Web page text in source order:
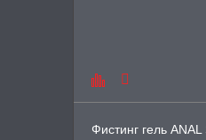
Фистинг гель